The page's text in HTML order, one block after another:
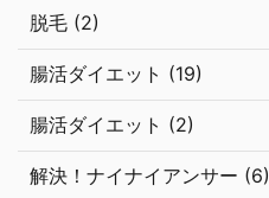
脱毛 (2)
腸活ダイエット (19)
腸活ダイエット (2)
解決！ナイナイアンサー (6)